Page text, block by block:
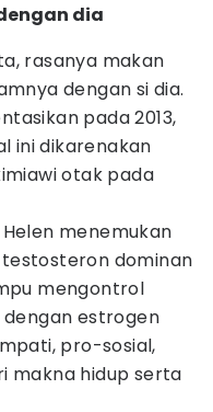
dia
rasanya makan
dengan si dia.
pada 2013,
ini dikarenakan
otak pada
menemukan
dominan
mengontrol
estrogen
pro-sosial,
makna hidup serta